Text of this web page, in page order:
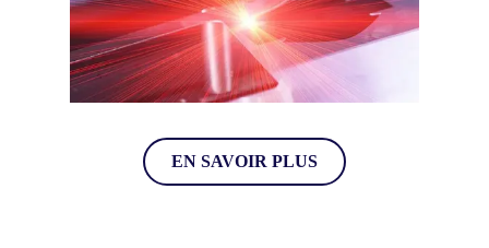
GRAVURE
EN SAVOIR PLUS